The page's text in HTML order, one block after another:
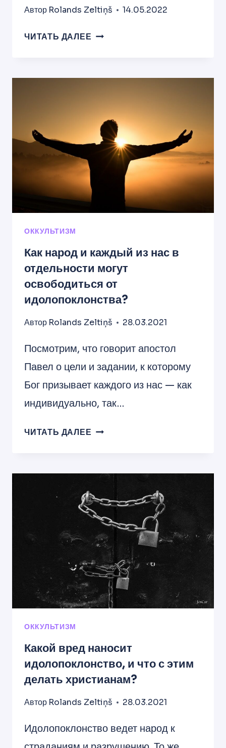
Автор Rolands Zeltiņš 14.05.2022
ЧИТАТЬ ДАЛЕЕ КОРНИ
—
ОККУЛЬТИЗМ
Как народ и каждый из нас в
отдельности могут
освободиться от
идолопоклонства?
Автор Rolands Zeltiņš 28.03.2021
Посмотрим, что говорит апостол
Павел о цели и задании, к которому
Бог призывает каждого из нас — как
индивидуально, так…
ЧИТАТЬ ДАЛЕЕ КАК
КАЖДЫЙ
НАС
В
ОТДЕЛЬНОСТИ
МОГУТ
ОСВОБОДИТЬСЯ
ОТ
ИДОЛОПОКЛОНСТВА?
ОККУЛЬТИЗМ
Какой вред наносит
идолопоклонство, и что с этим
делать христианам?
Автор Rolands Zeltiņš 28.03.2021
Идолопоклонство ведет народ к